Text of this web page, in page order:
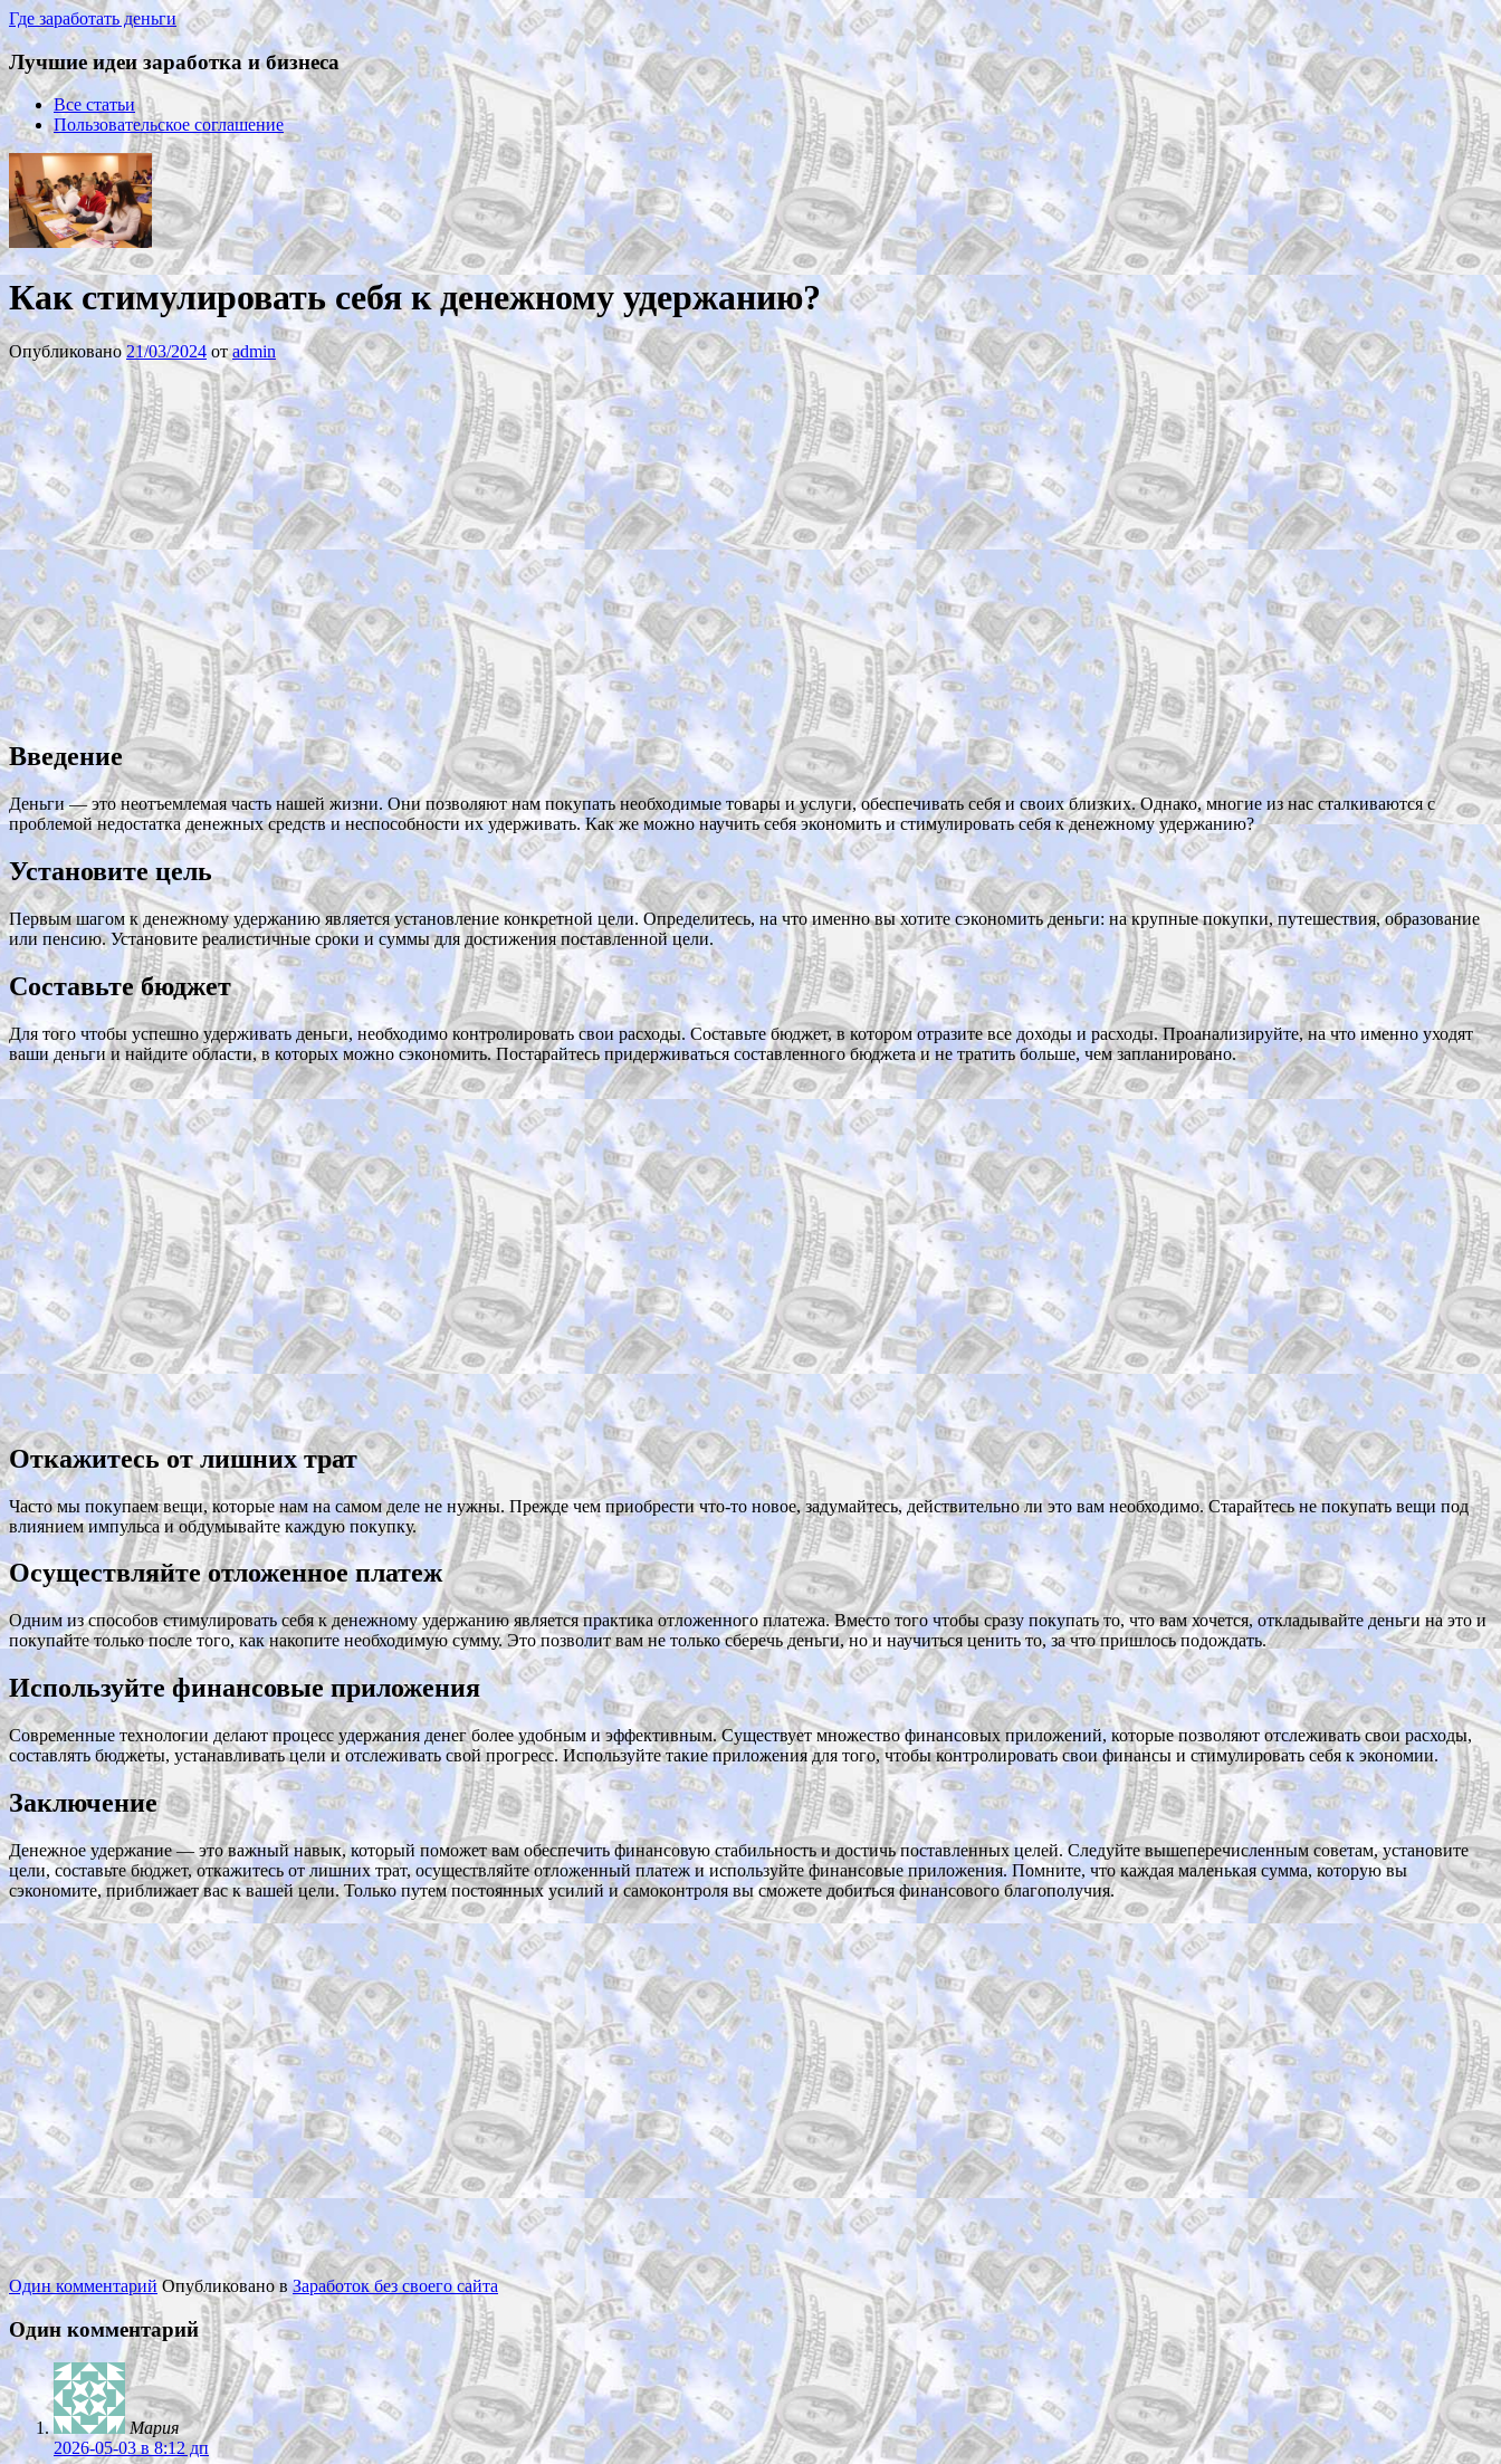
Где заработать деньги
Лучшие идеи заработка и бизнеса
Все статьи
Пользовательское соглашение
Как стимулировать себя к денежному удержанию?
Опубликовано21/03/2024 отadmin
Введение
Деньги — это неотъемлемая часть нашей жизни. Они позволяют нам покупать необходимые товары и услуги, обеспечивать себя и своих близких. Однако, многие из нас сталкиваются с
проблемой недостатка денежных средств и неспособности их удерживать. Как же можно научить себя экономить и стимулировать себя к денежному удержанию?
Установите цель
Первым шагом к денежному удержанию является установление конкретной цели. Определитесь, на что именно вы хотите сэкономить деньги: на крупные покупки, путешествия, образование
или пенсию. Установите реалистичные сроки и суммы для достижения поставленной цели.
Составьте бюджет
Для того чтобы успешно удерживать деньги, необходимо контролировать свои расходы. Составьте бюджет, в котором отразите все доходы и расходы. Проанализируйте, на что именно уходят
ваши деньги и найдите области, в которых можно сэкономить. Постарайтесь придерживаться составленного бюджета и не тратить больше, чем запланировано.
Откажитесь от лишних трат
Часто мы покупаем вещи, которые нам на самом деле не нужны. Прежде чем приобрести что-то новое, задумайтесь, действительно ли это вам необходимо. Старайтесь не покупать вещи под
влиянием импульса и обдумывайте каждую покупку.
Осуществляйте отложенное платеж
Одним из способов стимулировать себя к денежному удержанию является практика отложенного платежа. Вместо того чтобы сразу покупать то, что вам хочется, откладывайте деньги на это и
покупайте только после того, как накопите необходимую сумму. Это позволит вам не только сберечь деньги, но и научиться ценить то, за что пришлось подождать.
Используйте финансовые приложения
Современные технологии делают процесс удержания денег более удобным и эффективным. Существует множество финансовых приложений, которые позволяют отслеживать свои расходы,
составлять бюджеты, устанавливать цели и отслеживать свой прогресс. Используйте такие приложения для того, чтобы контролировать свои финансы и стимулировать себя к экономии.
Заключение
Денежное удержание — это важный навык, который поможет вам обеспечить финансовую стабильность и достичь поставленных целей. Следуйте вышеперечисленным советам, установите
цели, составьте бюджет, откажитесь от лишних трат, осуществляйте отложенный платеж и используйте финансовые приложения. Помните, что каждая маленькая сумма, которую вы
сэкономите, приближает вас к вашей цели. Только путем постоянных усилий и самоконтроля вы сможете добиться финансового благополучия.
Один комментарий Опубликовано вЗаработок без своего сайта
Один комментарий
Мария
2026-05-03в 8:12 дп